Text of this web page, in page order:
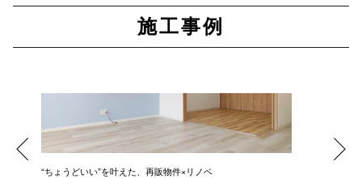
施工事例
“ちょうどいい”を叶えた、再販物件×リノベ